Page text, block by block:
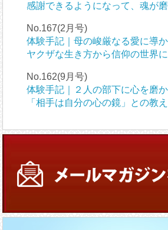
感謝できるようになって、魂が
No.167(2月号)
体験手記｜母の峻厳なる愛に導か
ヤクザな生き方から信仰の世界に
No.162(9月号)
体験手記｜２人の部下に心を磨か
「相手は自分の心の鏡」との教